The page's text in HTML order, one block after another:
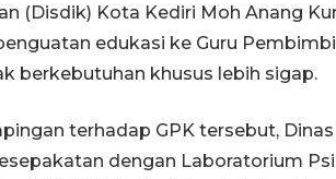
(Disdik) Kota Kediri Moh Anang
edukasi ke Guru
berkebutuhan khusus lebih sigap.
terhadap GPK tersebut,
dengan Laboratorium